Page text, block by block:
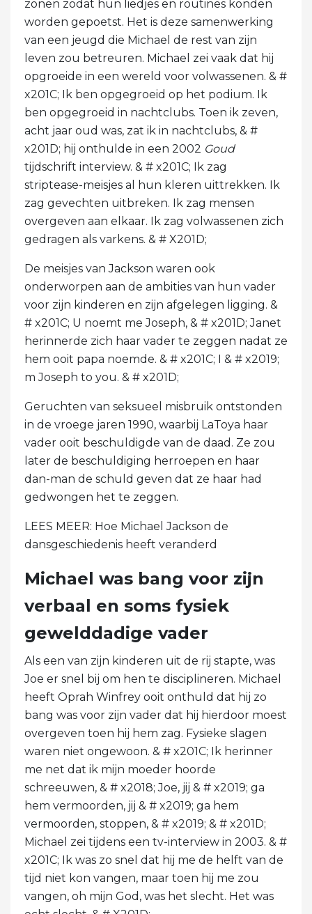
zonen zodat hun liedjes en routines konden
worden gepoetst. Het is deze samenwerking
van een jeugd die Michael de rest van zijn
leven zou betreuren. Michael zei vaak dat hij
opgroeide in een wereld voor volwassenen. & #
x201C; Ik ben opgegroeid op het podium. Ik
ben opgegroeid in nachtclubs. Toen ik zeven,
acht jaar oud was, zat ik in nachtclubs, & #
x201D; hij onthulde in een 2002 Goud
tijdschrift interview. & # x201C; Ik zag
striptease-meisjes al hun kleren uittrekken. Ik
zag gevechten uitbreken. Ik zag mensen
overgeven aan elkaar. Ik zag volwassenen zich
gedragen als varkens. & # X201D;
De meisjes van Jackson waren ook
onderworpen aan de ambities van hun vader
voor zijn kinderen en zijn afgelegen ligging. &
# x201C; U noemt me Joseph, & # x201D; Janet
herinnerde zich haar vader te zeggen nadat ze
hem ooit papa noemde. & # x201C; I & # x2019;
m Joseph to you. & # x201D;
Geruchten van seksueel misbruik ontstonden
in de vroege jaren 1990, waarbij LaToya haar
vader ooit beschuldigde van de daad. Ze zou
later de beschuldiging herroepen en haar
dan-man de schuld geven dat ze haar had
gedwongen het te zeggen.
LEES MEER: Hoe Michael Jackson de
dansgeschiedenis heeft veranderd
Michael was bang voor zijn
verbaal en soms fysiek
gewelddadige vader
Als een van zijn kinderen uit de rij stapte, was
Joe er snel bij om hen te disciplineren. Michael
heeft Oprah Winfrey ooit onthuld dat hij zo
bang was voor zijn vader dat hij hierdoor moest
overgeven toen hij hem zag. Fysieke slagen
waren niet ongewoon. & # x201C; Ik herinner
me net dat ik mijn moeder hoorde
schreeuwen, & # x2018; Joe, jij & # x2019; ga
hem vermoorden, jij & # x2019; ga hem
vermoorden, stoppen, & # x2019; & # x201D;
Michael zei tijdens een tv-interview in 2003. & #
x201C; Ik was zo snel dat hij me de helft van de
tijd niet kon vangen, maar toen hij me zou
vangen, oh mijn God, was het slecht. Het was